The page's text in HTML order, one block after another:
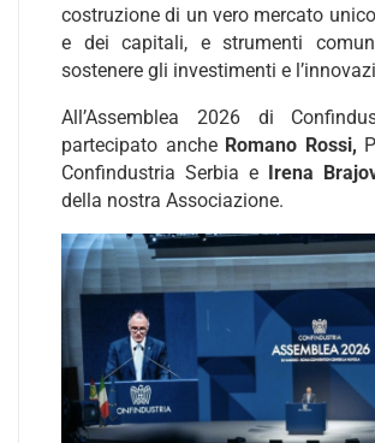
costruzione di un vero mercato unico
e dei capitali, e strumenti
sostenere gli investimenti e
All’Assemblea 2026 di
partecipato anche Romano Rossi,
Confindustria Serbia e Irena
della nostra Associazione.